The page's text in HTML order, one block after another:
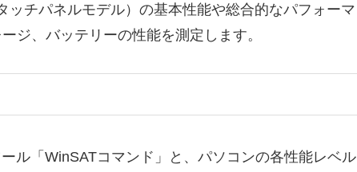
ッチパネルモデル）の基本性能や総合的なパフォーマ
ジ、バッテリーの性能を測定します。
ル「WinSATコマンド」と、パソコンの各性能レベル